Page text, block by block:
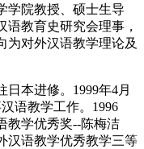
学院教授、硕士生导
教育史研究会理事，
为对外汉语教学理论及
本进修。1999年4月
语教学工作。1996
教学优秀奖--陈梅洁
汉语教学优秀教学三等